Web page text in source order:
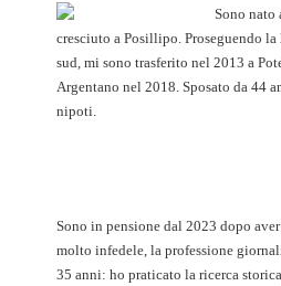
Sono nato
cresciuto a Posillipo. Proseguendo
sud, mi sono trasferito nel 2013 a
Argentano nel 2018. Sposato da 44
nipoti.
Sono in pensione dal 2023 dopo
molto infedele, la professione
35 anni: ho praticato la ricerca